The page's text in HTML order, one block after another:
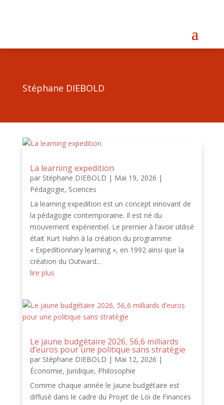
Stéphane DIEBOLD
La learning expedition
par Stéphane DIEBOLD | Mai 19, 2026 |
Pédagogie, Sciences
La learning expedition est un concept innovant de
la pédagogie contemporaine. Il est né du
mouvement expérientiel. Le premier à l’avoir utilisé
était Kurt Hahn à la création du programme
« Expeditionnary learning », en 1992 ainsi que la
création du Outward...
lire plus
Le jaune budgétaire 2026, 56,6 milliards
d’euros pour une politique sans stratégie
par Stéphane DIEBOLD | Mai 12, 2026 |
Économie, Juridique, Philosophie
Comme chaque année le Jaune budgétaire est
diffusé dans le cadre du Projet de Loi de Finances